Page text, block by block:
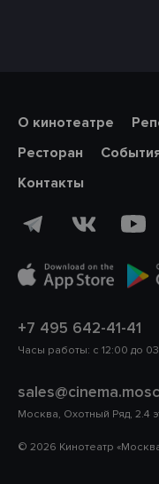
О кинотеатре
Ресторан
Контакты
+7 495 642-41-41
Часы работы: с 12:00 до
Москва, Охотный Ряд, 2.4
© 2026 Кинотеатр